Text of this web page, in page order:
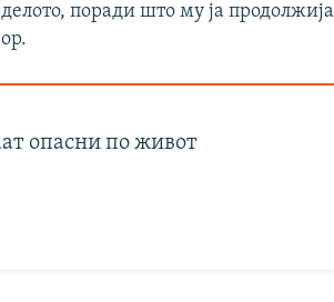
поради што му ја продолжија
опасни по живот